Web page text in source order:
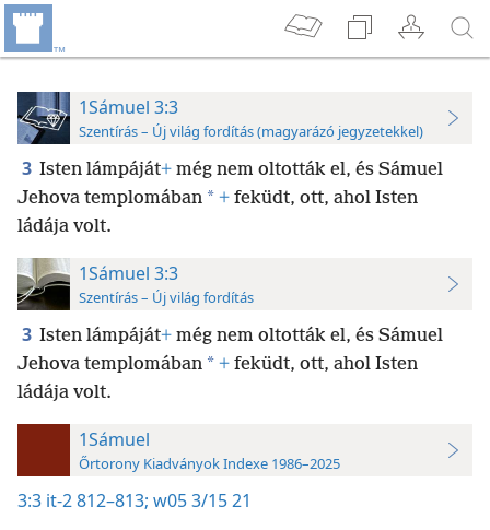
1Sámuel 3:3
Szentírás – Új világ fordítás (magyarázó jegyzetekkel)
3 Isten lámpáját+ még nem oltották el, és Sámuel
Jehova templomában * + feküdt, ott, ahol Isten
ládája volt.
1Sámuel 3:3
Szentírás – Új világ fordítás
3 Isten lámpáját+ még nem oltották el, és Sámuel
Jehova templomában * + feküdt, ott, ahol Isten
ládája volt.
1Sámuel
Őrtorony Kiadványok Indexe 1986–2025
3:3 it-2 812–813; w05 3/15 21